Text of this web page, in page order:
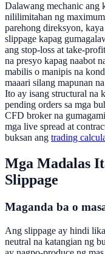
Dalawang mechanic ang
nililimitahan ng
parehong direksyon,
slippage kapag
ang stop-loss at take-
na presyo kapag naabot
mabilis o manipis na
maaari silang mapunan
Ito ay isang structural na
pending orders sa mga
CFD broker na
mga live spread at
buksan ang trading
Mga Madalas
Slippage
Maganda ba o
Ang slippage ay hindi
neutral na katangian ng